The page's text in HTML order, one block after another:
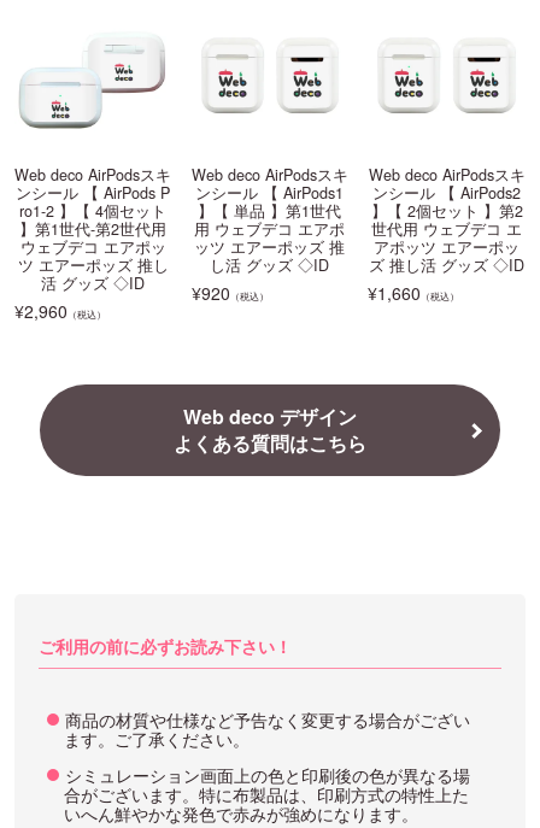
Web deco AirPodsスキ
ンシール 【 AirPods P
ro1-2 】【 4個セット
】第1世代-第2世代用
ウェブデコ エアポッ
ツ エアーポッズ 推し
活 グッズ ◇ID
¥2,960 （税込）
Web deco AirPodsスキ
ンシール 【 AirPods1
】【 単品 】第1世代
用 ウェブデコ エアポ
ッツ エアーポッズ 推
し活 グッズ ◇ID
¥920 （税込）
Web deco AirPodsスキ
ンシール 【 AirPods2
】【 2個セット 】第2
世代用 ウェブデコ エ
アポッツ エアーポッ
ズ 推し活 グッズ ◇ID
¥1,660 （税込）
Web deco デザイン
よくある質問はこちら
ご利用の前に必ずお読み下さい！
商品の材質や仕様など予告なく変更する場合がござい
ます。ご了承ください。
シミュレーション画面上の色と印刷後の色が異なる場
合がございます。特に布製品は、印刷方式の特性上た
いへん鮮やかな発色で赤みが強めになります。